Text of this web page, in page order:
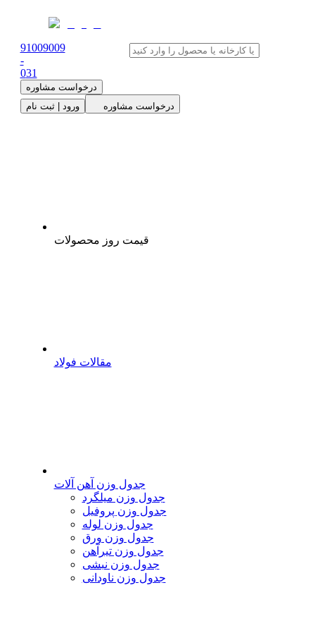
91009009
-
031
درخواست مشاوره
ورود | ثبت نام
درخواست مشاوره
قیمت روز محصولات
مقالات فولاد
جدول وزن آهن آلات
جدول وزن میلگرد
جدول وزن پروفیل
جدول وزن لوله
جدول وزن ورق
جدول وزن تیرآهن
جدول وزن نبشی
جدول وزن ناودانی